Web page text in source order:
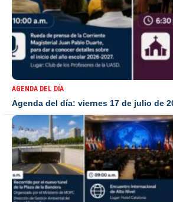
AGENDA DEL DÍA
Agenda del día: viernes 17 de julio de